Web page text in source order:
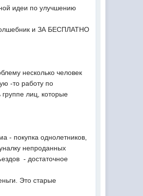
идеи по улучшению
и ЗА БЕСПЛАТНО
несколько человек
-то работу по
лиц, которые
- покупка однолетников,
непроданных
- достаточное
Это старые